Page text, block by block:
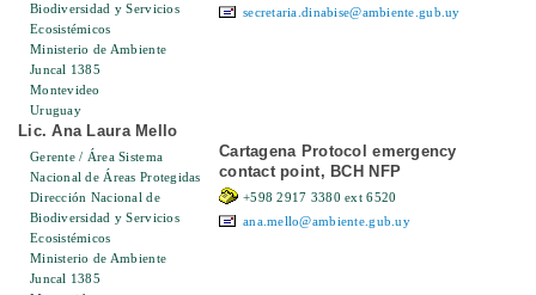
Biodiversidad y Servicios
Ecosistémicos
Ministerio de Ambiente
Juncal 1385
Montevideo
Uruguay
secretaria.dinabise@ambiente.gub.uy
Lic. Ana Laura Mello
Gerente / Área Sistema
Nacional de Áreas Protegidas
Dirección Nacional de
Biodiversidad y Servicios
Ecosistémicos
Ministerio de Ambiente
Juncal 1385
Cartagena Protocol emergency
contact point, BCH NFP
+598 2917 3380 ext 6520
ana.mello@ambiente.gub.uy